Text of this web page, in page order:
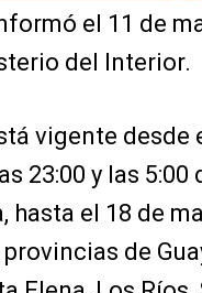
el 11 de
del Interior.
vigente desde
23:00 y las 5:00
hasta el 18 de
de